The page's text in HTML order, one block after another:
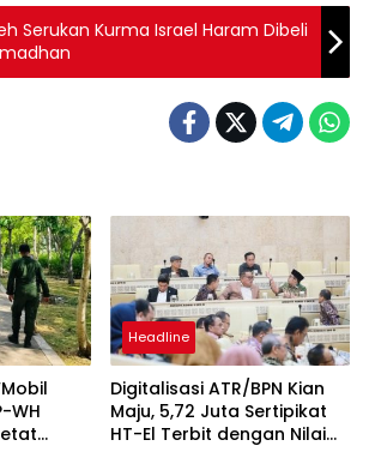
Serukan Kurma Israel Haram Dibeli
WH
Headline
Digitalisasi ATR/BPN Kian
Maju, 5,72 Juta Sertipikat
HT-El Terbit dengan Nilai